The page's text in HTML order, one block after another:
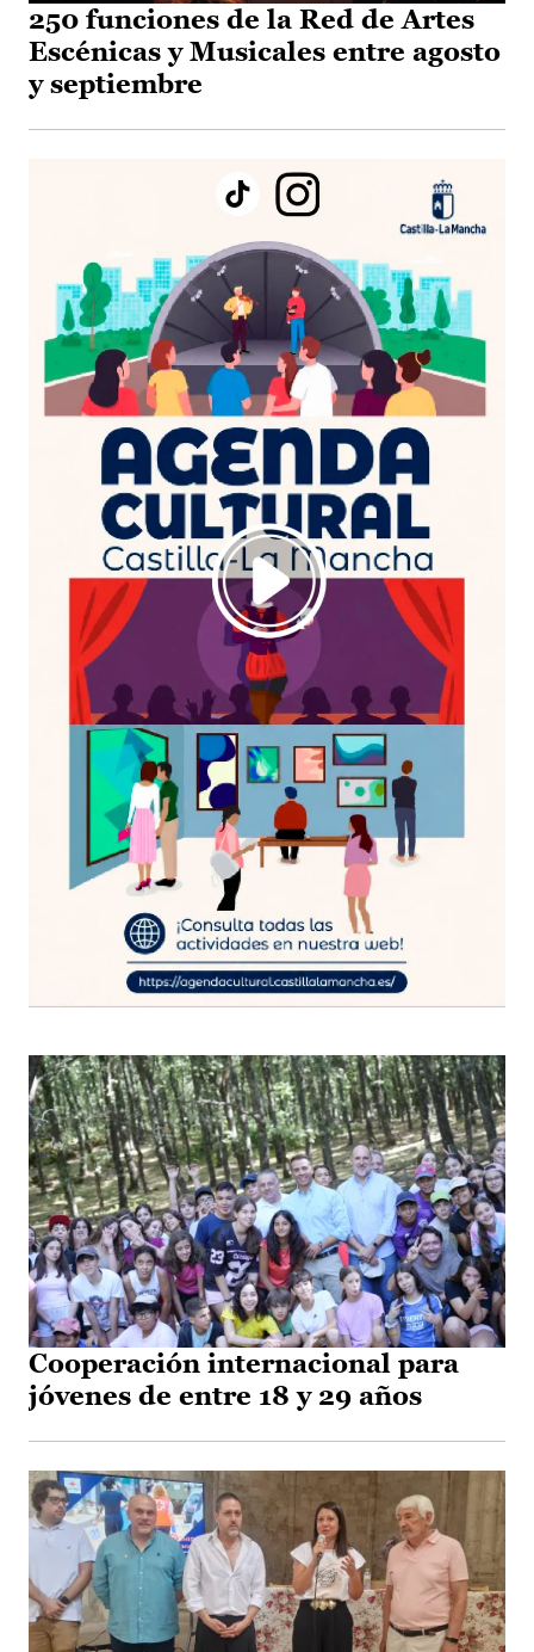
250 funciones de la Red de Artes
Escénicas y Musicales entre agosto
y septiembre
Cooperación internacional para
jóvenes de entre 18 y 29 años